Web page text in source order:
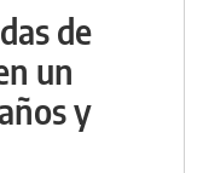
de
un
y